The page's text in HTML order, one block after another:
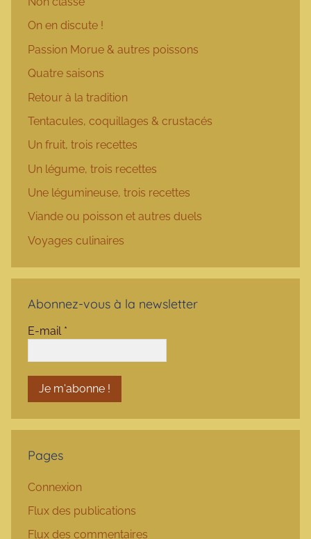
On en discute !
Passion Morue & autres poissons
Quatre saisons
Retour à la tradition
Tentacules, coquillages & crustacés
Un fruit, trois recettes
Un légume, trois recettes
Une légumineuse, trois recettes
Viande ou poisson et autres duels
Voyages culinaires
Abonnez-vous à la newsletter
E-mail *
Pages
Connexion
Flux des publications
Flux des commentaires